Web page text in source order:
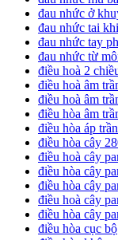
đau nhức ở
đau nhức tai
đau nhức tay
đau nhức từ
điều hoà 2
điều hoà âm
điều hoà âm
điều hòa âm
điều hòa áp
điều hòa cây
điều hoà cây
điều hòa cây
điều hòa cây
điều hoà cây
điều hòa cây
điều hòa cục bộ